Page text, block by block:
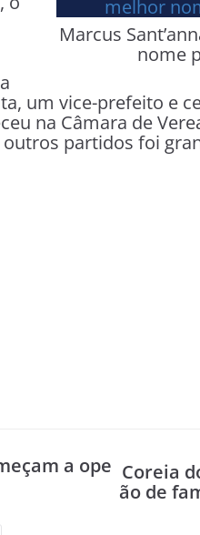
Marcus
nome
um vice-prefeito e
na Câmara de
partidos foi
a ope Coreia
ão de